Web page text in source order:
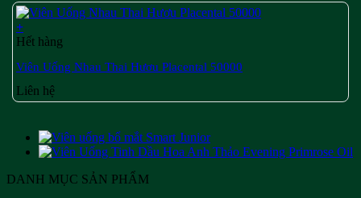
+
Hết hàng
Viên Uống Nhau Thai Hươu Placental 50000
Liên hệ
DANH MỤC SẢN PHẨM